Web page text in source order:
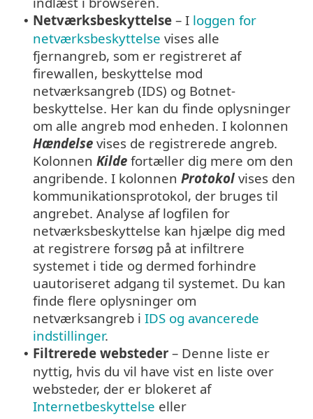
• Netværksbeskyttelse – I loggen for
netværksbeskyttelse vises alle
fjernangreb, som er registreret af
firewallen, beskyttelse mod
netværksangreb (IDS) og Botnet-
beskyttelse. Her kan du finde oplysninger
om alle angreb mod enheden. I kolonnen
Hændelse vises de registrerede angreb.
Kolonnen Kilde fortæller dig mere om den
angribende. I kolonnen Protokol vises den
kommunikationsprotokol, der bruges til
angrebet. Analyse af logfilen for
netværksbeskyttelse kan hjælpe dig med
at registrere forsøg på at infiltrere
systemet i tide og dermed forhindre
uautoriseret adgang til systemet. Du kan
finde flere oplysninger om
netværksangreb i IDS og avancerede
indstillinger.
• Filtrerede websteder – Denne liste er
nyttig, hvis du vil have vist en liste over
websteder, der er blokeret af
Internetbeskyttelse eller